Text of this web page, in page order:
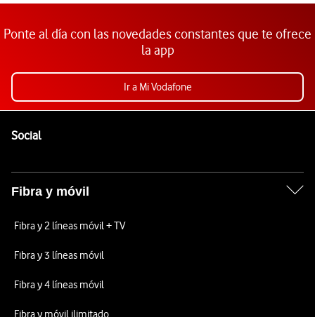
Ponte al día con las novedades constantes que te ofrece
la app
Ir a Mi Vodafone
SocialEnlaces a las redes sociales de Vodafone
Fibra y móvil
Fibra y 2 líneas móvil + TV
Fibra y 3 líneas móvil
Fibra y 4 líneas móvil
Fibra y móvil ilimitado